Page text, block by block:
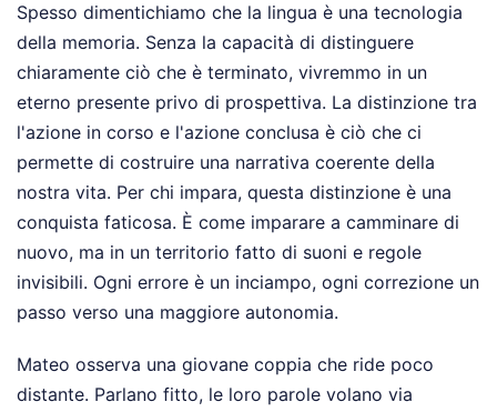
Spesso dimentichiamo che la lingua è una tecnologia
della memoria. Senza la capacità di distinguere
chiaramente ciò che è terminato, vivremmo in un
eterno presente privo di prospettiva. La distinzione tra
l'azione in corso e l'azione conclusa è ciò che ci
permette di costruire una narrativa coerente della
nostra vita. Per chi impara, questa distinzione è una
conquista faticosa. È come imparare a camminare di
nuovo, ma in un territorio fatto di suoni e regole
invisibili. Ogni errore è un inciampo, ogni correzione un
passo verso una maggiore autonomia.
Mateo osserva una giovane coppia che ride poco
distante. Parlano fitto, le loro parole volano via